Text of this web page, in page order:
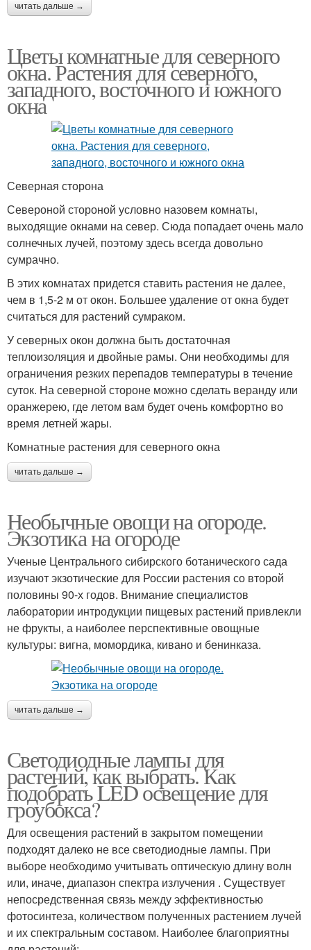
читать дальше →
Цветы комнатные для северного
окна. Растения для северного,
западного, восточного и южного
окна
Северная сторона
Североной стороной условно назовем комнаты,
выходящие окнами на север. Сюда попадает очень мало
солнечных лучей, поэтому здесь всегда довольно
сумрачно.
В этих комнатах придется ставить растения не далее,
чем в 1,5-2 м от окон. Большее удаление от окна будет
считаться для растений сумраком.
У северных окон должна быть достаточная
теплоизоляция и двойные рамы. Они необходимы для
ограничения резких перепадов температуры в течение
суток. На северной стороне можно сделать веранду или
оранжерею, где летом вам будет очень комфортно во
время летней жары.
Комнатные растения для северного окна
читать дальше →
Необычные овощи на огороде.
Экзотика на огороде
Ученые Центрального сибирского ботанического сада
изучают экзотические для России растения со второй
половины 90-х годов. Внимание специалистов
лаборатории интродукции пищевых растений привлекли
не фрукты, а наиболее перспективные овощные
культуры: вигна, момордика, кивано и бенинказа.
читать дальше →
Светодиодные лампы для
растений, как выбрать. Как
подобрать LED освещение для
гроубокса?
Для освещения растений в закрытом помещении
подходят далеко не все светодиодные лампы. При
выборе необходимо учитывать оптическую длину волн
или, иначе, диапазон спектра излучения . Существует
непосредственная связь между эффективностью
фотосинтеза, количеством полученных растением лучей
и их спектральным составом. Наиболее благоприятны